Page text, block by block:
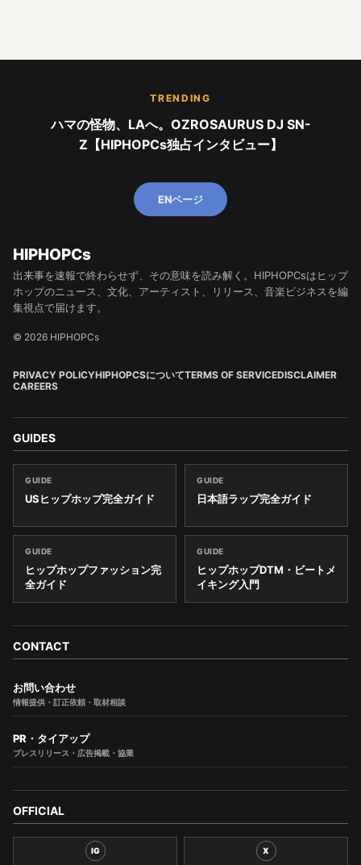
TRENDING
ハマの怪物、LAへ。OZROSAURUS DJ SN-
Z【HIPHOPCs独占インタビュー】
ENページ
HIPHOPCs
出来事を速報で終わらせず、その意味を読み解く。HIPHOPCsはヒップ
ホップのニュース、文化、アーティスト、リリース、音楽ビジネスを編
集視点で届けます。
© 2026 HIPHOPCs
PRIVACY POLICYHIPHOPCSについてTERMS OF SERVICEDISCLAIMER
CAREERS
GUIDES
GUIDE
USヒップホップ完全ガイド
GUIDE
日本語ラップ完全ガイド
GUIDE
ヒップホップファッション完
全ガイド
GUIDE
ヒップホップDTM・ビートメ
イキング入門
CONTACT
お問い合わせ
情報提供・訂正依頼・取材相談
PR・タイアップ
プレスリリース・広告掲載・協業
OFFICIAL
IG X